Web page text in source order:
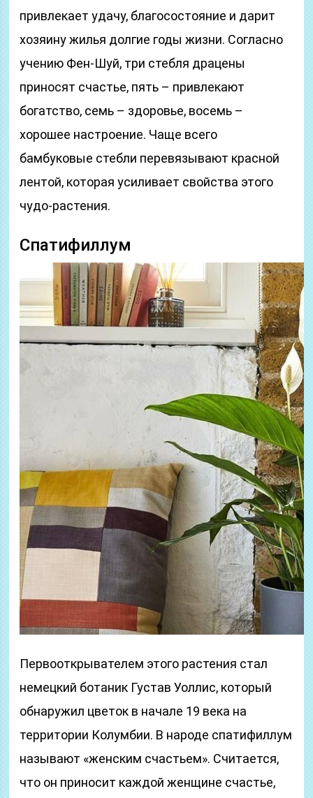
привлекает удачу, благосостояние и дарит
хозяину жилья долгие годы жизни. Согласно
учению Фен-Шуй, три стебля драцены
приносят счастье, пять – привлекают
богатство, семь – здоровье, восемь –
хорошее настроение. Чаще всего
бамбуковые стебли перевязывают красной
лентой, которая усиливает свойства этого
чудо-растения.
Спатифиллум
Первооткрывателем этого растения стал
немецкий ботаник Густав Уоллис, который
обнаружил цветок в начале 19 века на
территории Колумбии. В народе спатифиллум
называют «женским счастьем». Считается,
что он приносит каждой женщине счастье,